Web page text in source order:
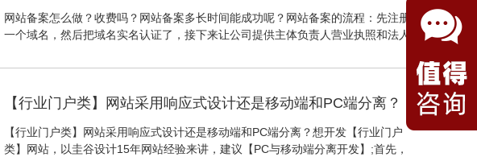
网站备案怎么做？收费吗？网站备案多长时间能成功呢？网站备案的流程：先注册
一个域名，然后把域名实名认证了，接下来让公司提供主体负责人营业执照和法人
工信部管局12个工作日之内就可以终审完成，然后等待网站备案成功就可以了！~在
【行业门户类】网站采用响应式设计还是移动端和PC端分离？
【行业门户类】网站采用响应式设计还是移动端和PC端分离？想开发【行业门户
类】网站，以圭谷设计15年网站经验来讲，建议【PC与移动端分离开发】;首先，